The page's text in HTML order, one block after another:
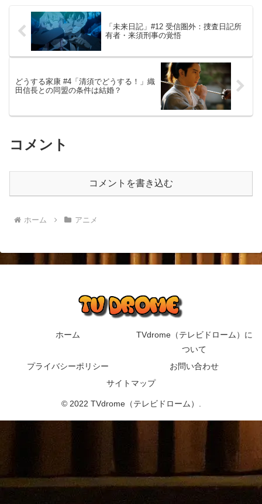
「未来日記」#12 受信圏外：捜査日記所
有者・来須刑事の覚悟
どうする家康 #4「清須でどうする！」織
田信長との同盟の条件は結婚？
コメント
コメントを書き込む
ホーム アニメ
ホーム
TVdrome（テレビドローム）に
ついて
プライバシーポリシー
お問い合わせ
サイトマップ
© 2022 TVdrome（テレビドローム）.